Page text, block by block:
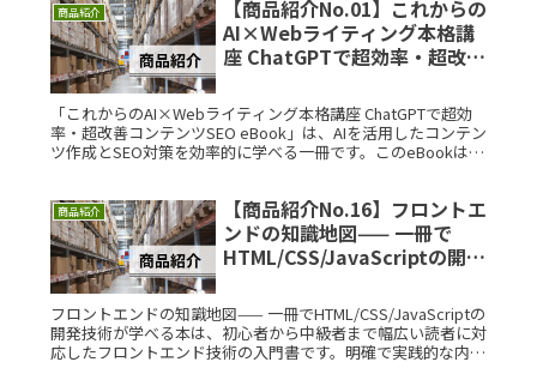
商品紹介
【商品紹介No.01】これからの
AI×Webライティング本格講
座 ChatGPTで超効率・超改善
な商品？買う前にチェック！
「これからのAI×Webライティング本格講座 ChatGPTで超効
率・超改善コンテンツSEO eBook」は、AIを活用したコンテン
ツ作成とSEO対策を効率的に学べる一冊です。このeBookは、
商品紹介
【商品紹介No.16】フロントエ
ンドの知識地図—— 一冊で
HTML/CSS/JavaScriptの開発
品？買う前にチェック！
フロントエンドの知識地図—— 一冊でHTML/CSS/JavaScriptの
開発技術が学べる本は、初心者から中級者まで幅広い読者に対
応したフロントエンド技術の入門書です。明確で実践的な内容